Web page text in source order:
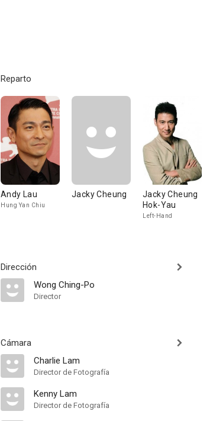
Reparto
Andy Lau
Hung Yan Chiu
Jacky Cheung
Jacky Cheung
Hok-Yau
Left-Hand
Dirección
Wong Ching-Po
Director
Cámara
Charlie Lam
Director de Fotografía
Kenny Lam
Director de Fotografía